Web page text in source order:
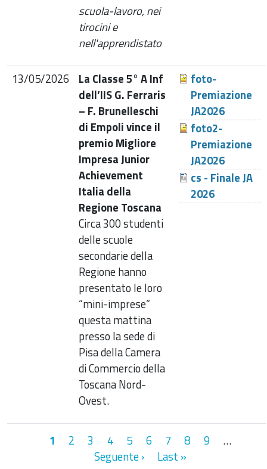
scuola-lavoro, nei
tirocini e
nell'apprendistato
13/05/2026
La Classe 5° A Inf
dell’IIS G. Ferraris
– F. Brunelleschi
di Empoli vince il
premio Migliore
Impresa Junior
Achievement
Italia della
Regione Toscana
Circa 300 studenti
delle scuole
secondarie della
Regione hanno
presentato le loro
“mini-imprese”
questa mattina
presso la sede di
Pisa della Camera
di Commercio della
Toscana Nord-
Ovest.
foto-
Premiazione
JA2026
foto2-
Premiazione
JA2026
cs - Finale JA
2026
PaginazionePagina attuale
1 Pagina
2 Pagina
3 Pagina
4 Pagina
5 Pagina
6 Pagina
7 Pagina
8 Pagina
9 …
Seguente ›
Ultima pagina
Last »